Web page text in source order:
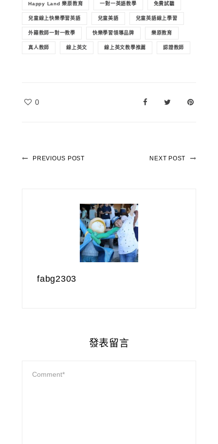
Happy Land 樂原教育 一對一英語教學 免費試聽
兒童線上快樂學習英語 兒童美語 兒童英語線上學習
外籍教師一對一教學 快樂學習領導品牌 樂原教育
真人教師 線上英文 線上英文教學推薦 認證教師
0
PREVIOUS POST NEXT POST
fabg2303
發表留言